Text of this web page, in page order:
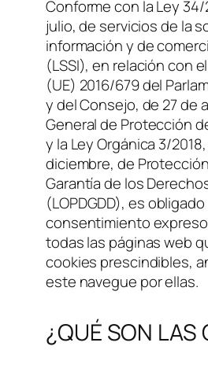
Conforme con la Ley 34/
julio, de servicios de la
información y de
(LSSI), en relación con
(UE) 2016/679 del
y del Consejo, de 27 de
General de Protección
y la Ley Orgánica 3/
diciembre, de
Garantía de los
(LOPDGDD), es
consentimiento
todas las páginas web
cookies prescindibles,
este navegue por ellas.
¿QUÉ SON LAS